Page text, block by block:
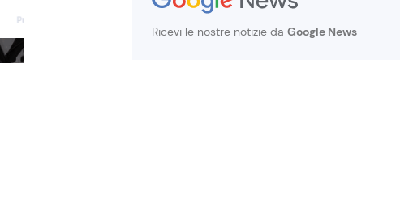
Ricevi le nostre notizie da Google News